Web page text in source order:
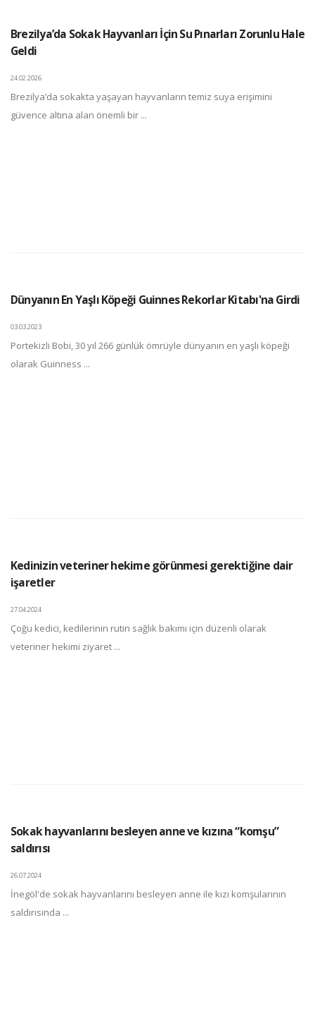
Brezilya’da Sokak Hayvanları İçin Su Pınarları Zorunlu Hale
Geldi
24.02.2026
Brezilya’da sokakta yaşayan hayvanların temiz suya erişimini
güvence altına alan önemli bir ...
Dünyanın En Yaşlı Köpeği Guinnes Rekorlar Kitabı'na Girdi
03.03.2023
Portekizli Bobi, 30 yıl 266 günlük ömrüyle dünyanın en yaşlı köpeği
olarak Guinness ...
Kedinizin veteriner hekime görünmesi gerektiğine dair
işaretler
27.04.2024
Çoğu kedici, kedilerinin rutin sağlık bakımı için düzenli olarak
veteriner hekimi ziyaret ...
Sokak hayvanlarını besleyen anne ve kızına “komşu”
saldırısı
26.07.2024
İnegöl'de sokak hayvanlarını besleyen anne ile kızı komşularının
saldırısında ...